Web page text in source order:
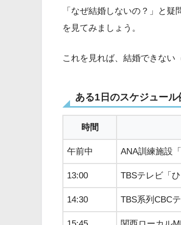
「なぜ結婚しないの？」と
を見てみましょう。
これを見れば、結婚できない
ある1日のスケジュール
時間
午前中 ANA訓練施設
13:00 TBSテレビ「
14:30 TBS系列CBC